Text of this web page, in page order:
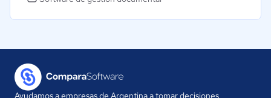
Ayudamos a empresas de Argentina a tomar decisiones